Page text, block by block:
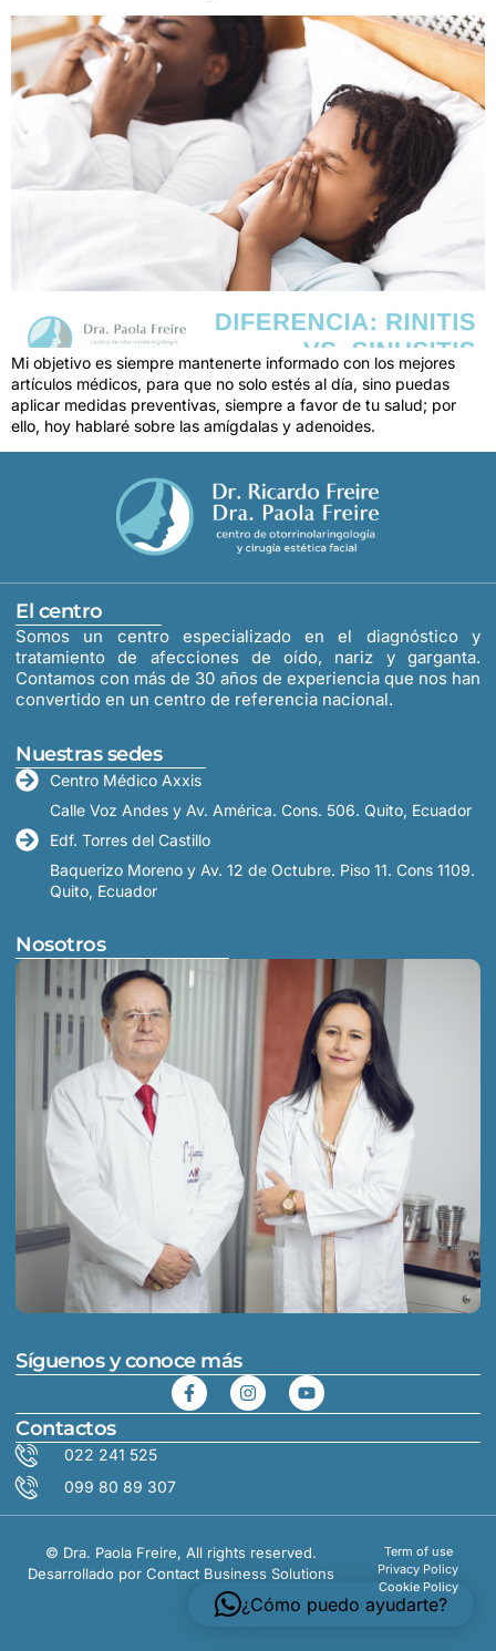
Mi objetivo es siempre mantenerte informado con los mejores
artículos médicos, para que no solo estés al día, sino puedas
aplicar medidas preventivas, siempre a favor de tu salud; por
ello, hoy hablaré sobre las amígdalas y adenoides.
El centro
Somos un centro especializado en el diagnóstico y
tratamiento de afecciones de oído, nariz y garganta.
Contamos con más de 30 años de experiencia que nos han
convertido en un centro de referencia nacional.
Nuestras sedes
Centro Médico Axxis
Calle Voz Andes y Av. América. Cons. 506. Quito, Ecuador
Edf. Torres del Castillo
Baquerizo Moreno y Av. 12 de Octubre. Piso 11. Cons 1109.
Quito, Ecuador
Nosotros
Síguenos y conoce más
Contactos
022 241 525
099 80 89 307
© Dra. Paola Freire, All rights reserved.
Desarrollado porContact Business Solutions
document.getElementById("y").textContent=new
Term of use
Privacy Policy
Cookie Policy
¿Cómo puedo ayudarte?